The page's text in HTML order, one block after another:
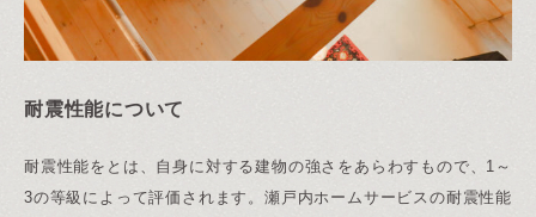
耐震性能について
耐震性能をとは、自身に対する建物の強さをあらわすもので、1～
3の等級によって評価されます。瀬戸内ホームサービスの耐震性能